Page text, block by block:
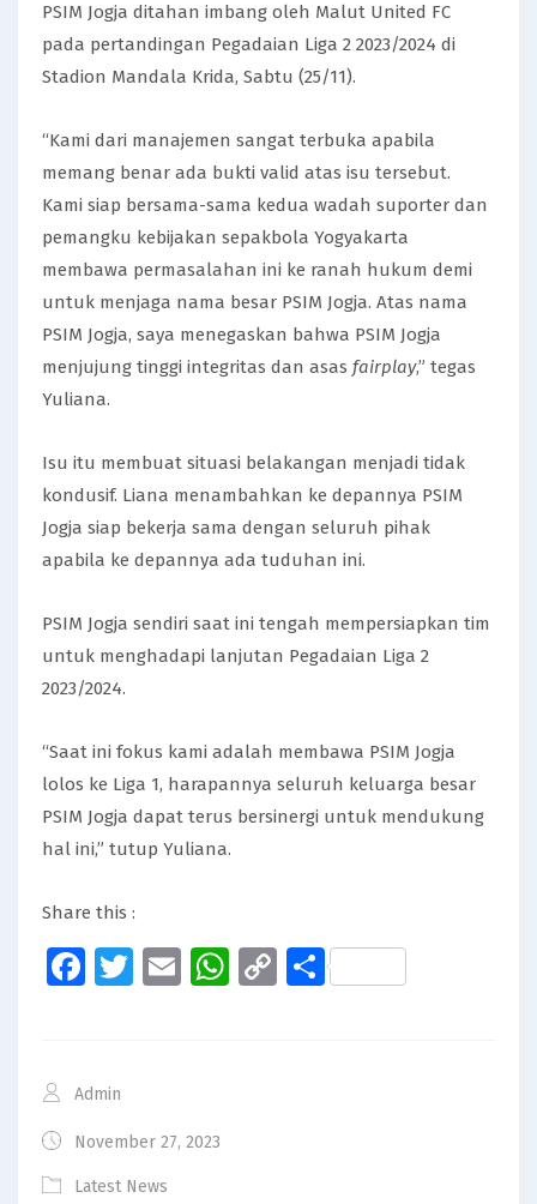
PSIM Jogja ditahan imbang oleh Malut United FC
pada pertandingan Pegadaian Liga 2 2023/2024 di
Stadion Mandala Krida, Sabtu (25/11).
“Kami dari manajemen sangat terbuka apabila
memang benar ada bukti valid atas isu tersebut.
Kami siap bersama-sama kedua wadah suporter dan
pemangku kebijakan sepakbola Yogyakarta
membawa permasalahan ini ke ranah hukum demi
untuk menjaga nama besar PSIM Jogja. Atas nama
PSIM Jogja, saya menegaskan bahwa PSIM Jogja
menjujung tinggi integritas dan asas fairplay,” tegas
Yuliana.
Isu itu membuat situasi belakangan menjadi tidak
kondusif. Liana menambahkan ke depannya PSIM
Jogja siap bekerja sama dengan seluruh pihak
apabila ke depannya ada tuduhan ini.
PSIM Jogja sendiri saat ini tengah mempersiapkan tim
untuk menghadapi lanjutan Pegadaian Liga 2
2023/2024.
“Saat ini fokus kami adalah membawa PSIM Jogja
lolos ke Liga 1, harapannya seluruh keluarga besar
PSIM Jogja dapat terus bersinergi untuk mendukung
hal ini,” tutup Yuliana.
Share this :
Facebook
Twitter
EmailWhatsApp
CopyShare
Admin
November 27, 2023
Latest News